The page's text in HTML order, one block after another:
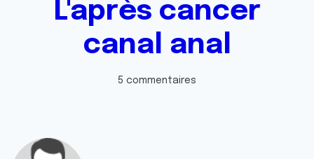
L'après cancer
canal anal
5 commentaires